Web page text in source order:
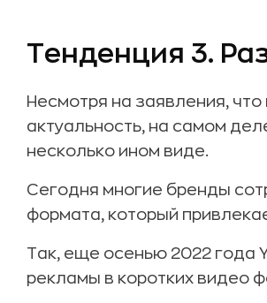
Тенденция 3.
Несмотря на заявления,
актуальность, на самом
несколько ином виде.
Сегодня многие бренды
формата, который
Так, еще осенью 2022 года
рекламы в коротких видео